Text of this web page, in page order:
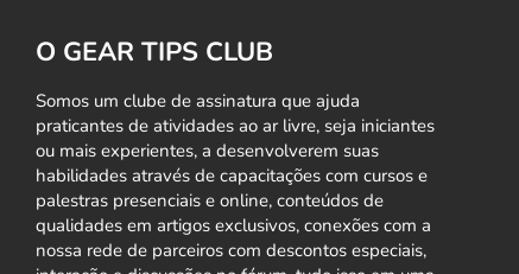
O GEAR TIPS CLUB
Somos um clube de assinatura que ajuda
praticantes de atividades ao ar livre, seja iniciantes
ou mais experientes, a desenvolverem suas
habilidades através de capacitações com cursos e
palestras presenciais e online, conteúdos de
qualidades em artigos exclusivos, conexões com a
nossa rede de parceiros com descontos especiais,